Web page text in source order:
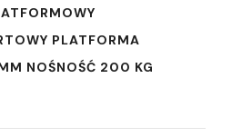
PLATFORMA
NOŚNOŚĆ 200 KG